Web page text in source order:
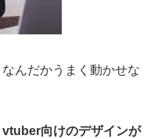
んだかうまく動かせな
向けのデザインが